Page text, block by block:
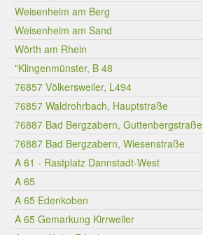
Weisenheim am Berg
Weisenheim am Sand
Wörth am Rhein
"Klingenmünster, B 48
76857 Völkersweiler, L494
76857 Waldrohrbach, Hauptstraße
76887 Bad Bergzabern, Guttenbergstraße
76887 Bad Bergzabern, Wiesenstraße
A 61 - Rastplatz Dannstadt-West
A 65
A 65 Edenkoben
A 65 Gemarkung Kirrweiler